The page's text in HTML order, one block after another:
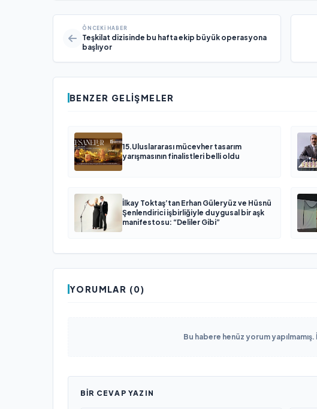
ÖNCEKI HABER
Teşkilat dizisinde bu hafta ekip büyük operasyona
başlıyor
BENZER GELIŞMELER
15.Uluslararası mücevher tasarım
yarışmasının finalistleri belli oldu
İlkay Toktaş’tan Erhan Güleryüz ve Hüsnü
Şenlendirici işbirliğiyle duygusal bir aşk
manifestosu: “Deliler Gibi”
YORUMLAR (0)
Bu habere henüz yorum yapılmamış.
BIR CEVAP YAZIN